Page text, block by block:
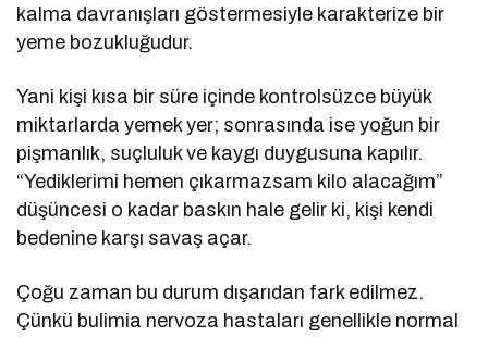
kalma davranışları göstermesiyle karakterize bir
yeme bozukluğudur.
Yani kişi kısa bir süre içinde kontrolsüzce büyük
miktarlarda yemek yer; sonrasında ise yoğun bir
pişmanlık, suçluluk ve kaygı duygusuna kapılır.
“Yediklerimi hemen çıkarmazsam kilo alacağım”
düşüncesi o kadar baskın hale gelir ki, kişi kendi
bedenine karşı savaş açar.
Çoğu zaman bu durum dışarıdan fark edilmez.
Çünkü bulimia nervoza hastaları genellikle normal